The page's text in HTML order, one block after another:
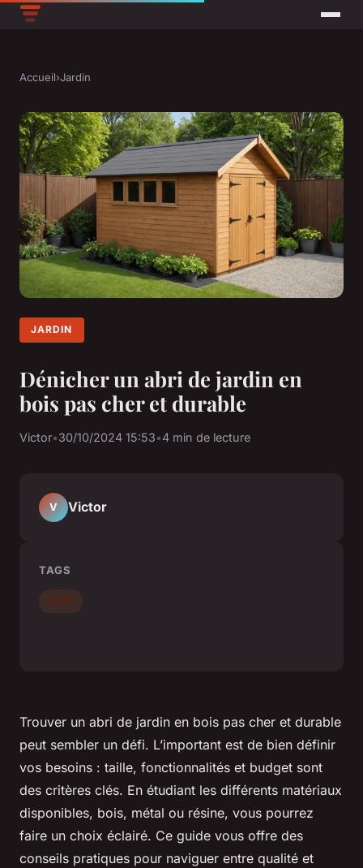
Accueil›Jardin
JARDIN
Dénicher un abri de jardin en
bois pas cher et durable
Victor•30/10/2024 15:53•4 min de lecture
Trouver un abri de jardin en bois pas cher et durable
peut sembler un défi. L’important est de bien définir
vos besoins : taille, fonctionnalités et budget sont
des critères clés. En étudiant les différents matériaux
disponibles, bois, métal ou résine, vous pourrez
faire un choix éclairé. Ce guide vous offre des
conseils pratiques pour naviguer entre qualité et
V Victor
TAGS
jardin